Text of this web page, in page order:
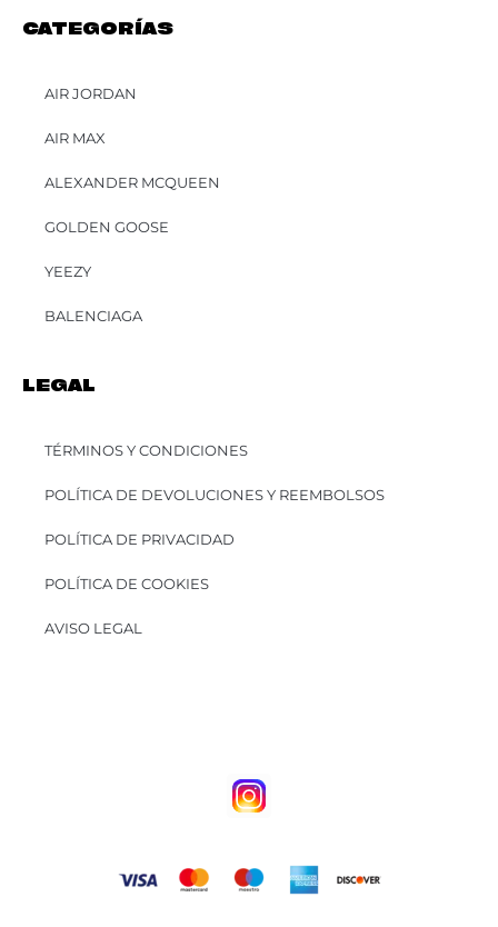
CATEGORÍAS
AIR JORDAN
AIR MAX
ALEXANDER MCQUEEN
GOLDEN GOOSE
YEEZY
BALENCIAGA
LEGAL
TÉRMINOS Y CONDICIONES
POLÍTICA DE DEVOLUCIONES Y REEMBOLSOS
POLÍTICA DE PRIVACIDAD
POLÍTICA DE COOKIES
AVISO LEGAL